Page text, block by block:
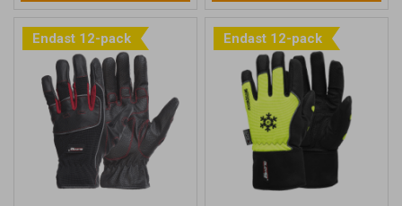
Endast 12-pack Endast 12-pack